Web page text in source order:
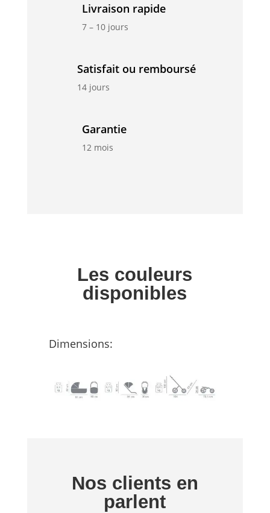
Livraison rapide
7 – 10 jours
Satisfait ou remboursé
14 jours
Garantie
12 mois
Les couleurs
disponibles
Dimensions:
Nos clients en
parlent